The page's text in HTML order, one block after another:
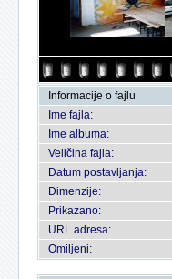
Informacije o fajlu
Ime fajla:
Ime albuma:
Veličina fajla:
Datum postavljanja:
Dimenzije:
Prikazano:
URL adresa:
Omiljeni: